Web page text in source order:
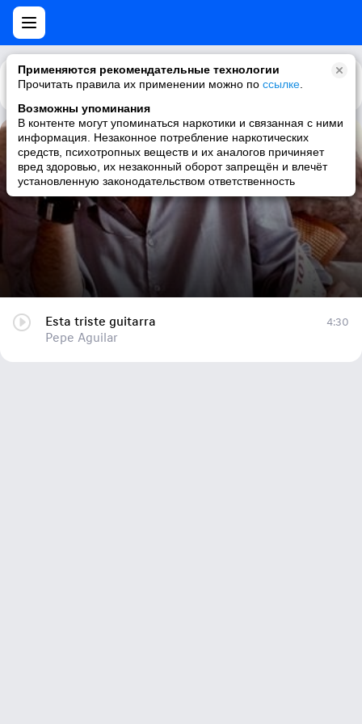
Применяются рекомендательные технологии
Прочитать правила их применении можно по ссылке
Возможны упоминания
В контенте могут упоминаться наркотики и связанная с ними
информация. Незаконное потребление наркотических
средств, психотропных веществ и их аналогов причиняет
вред здоровью, их незаконный оборот запрещён и влечёт
установленную законодательством ответственность
Каталог Рекомендации
Esta triste guitarra
Pepe Aguilar
Esta triste guitarra
Pepe Aguilar
4:30